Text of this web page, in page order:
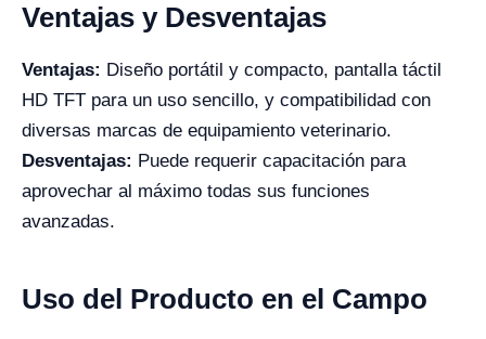
Ventajas y Desventajas
Ventajas: Diseño portátil y compacto, pantalla táctil
HD TFT para un uso sencillo, y compatibilidad con
diversas marcas de equipamiento veterinario.
Desventajas: Puede requerir capacitación para
aprovechar al máximo todas sus funciones
avanzadas.
Uso del Producto en el Campo